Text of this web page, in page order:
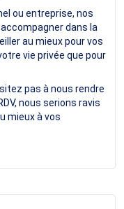
ou entreprise, nos
dans la
au mieux pour vos
vie privée que pour
pas à nous rendre
nous serions ravis
mieux à vos